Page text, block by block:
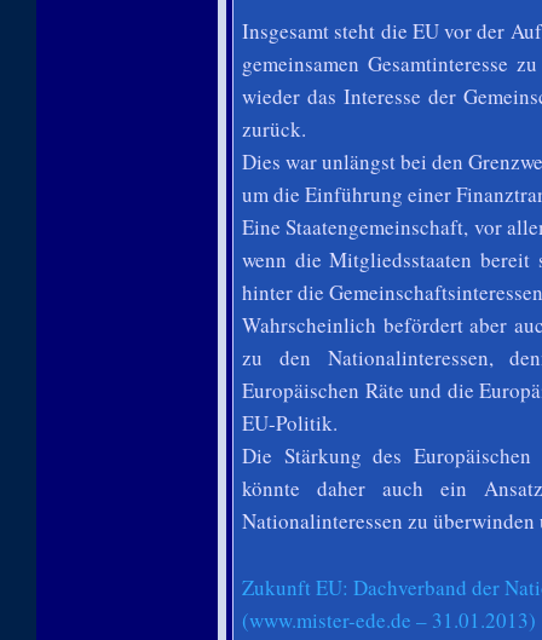
Insgesamt steht die EU vor der
gemeinsamen Gesamtinteresse
wieder das Interesse der
zurück.
Dies war unlängst bei den
um die Einführung einer
Eine Staatengemeinschaft, vor
wenn die Mitgliedsstaaten
hinter die
Wahrscheinlich befördert aber
zu den Nationalinteressen,
Europäischen Räte und die
EU-Politik.
Die Stärkung des
könnte daher auch ein
Nationalinteressen zu
Zukunft EU: Dachverband der
(www.mister-ede.de – 31.01.2013)